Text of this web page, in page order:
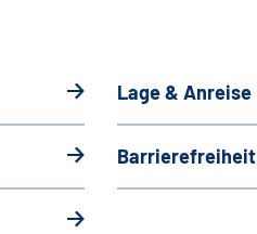
Lage & Anreise
Barrierefreiheit